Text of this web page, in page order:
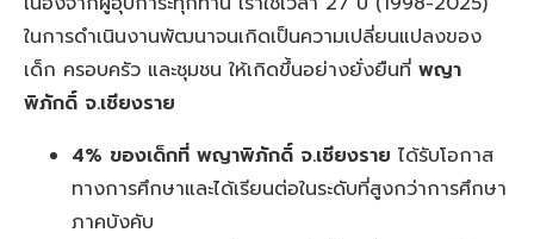
ในการดำเนินงานพัฒนาจนเกิดเป็นความเปลี่ยนแปลงของ
เด็ก ครอบครัว และชุมชน ให้เกิดขึ้นอย่างยั่งยืนที่ พญา
พิภักดิ์ จ.เชียงราย
4% ของเด็กที่ พญาพิภักดิ์ จ.เชียงราย ได้รับโอกาส
ทางการศึกษาและได้เรียนต่อในระดับที่สูงกว่าการศึกษา
ภาคบังคับ